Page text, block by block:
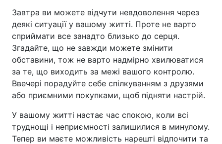
Завтра ви можете відчути невдоволення через
деякі ситуації у вашому житті. Проте не варто
сприймати все занадто близько до серця.
Згадайте, що не завжди можете змінити
обставини, тож не варто надмірно хвилюватися
за те, що виходить за межі вашого контролю.
Ввечері порадуйте себе спілкуванням з друзями
або приємними покупками, щоб підняти настрій.
У вашому житті настає час спокою, коли всі
труднощі і неприємності залишилися в минулому.
Тепер ви маєте можливість нарешті відпочити та